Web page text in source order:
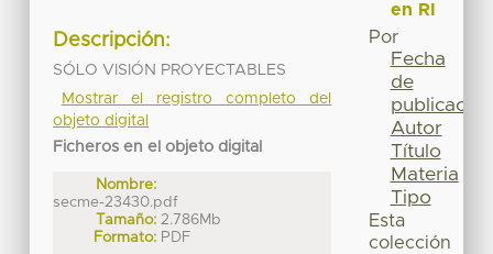
Descripción:
SÓLO VISIÓN PROYECTABLES
Mostrar el registro completo del
objeto digital
Ficheros en el objeto digital
Nombre:
secme-23430.pdf
Tamaño: 2.786Mb
Formato: PDF
en RI
Por
Fecha
de
publicación
Autor
Título
Materia
Tipo
Esta
colección